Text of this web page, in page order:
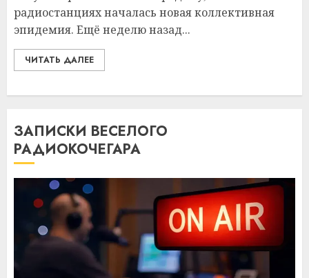
радиостанциях началась новая коллективная
эпидемия. Ещё неделю назад...
ЧИТАТЬ ДАЛЕЕ
ЗАПИСКИ ВЕСЕЛОГО
РАДИОКОЧЕГАРА